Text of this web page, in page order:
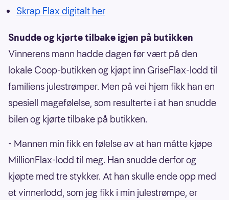
Skrap Flax digitalt her
Snudde og kjørte tilbake igjen på butikken
Vinnerens mann hadde dagen før vært på den
lokale Coop-butikken og kjøpt inn GriseFlax-lodd til
familiens julestrømper. Men på vei hjem fikk han en
spesiell magefølelse, som resulterte i at han snudde
bilen og kjørte tilbake på butikken.
- Mannen min fikk en følelse av at han måtte kjøpe
MillionFlax-lodd til meg. Han snudde derfor og
kjøpte med tre stykker. At han skulle ende opp med
et vinnerlodd, som jeg fikk i min julestrømpe, er